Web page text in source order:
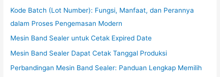
Kode Batch (Lot Number): Fungsi, Manfaat, dan Perannya
dalam Proses Pengemasan Modern
Mesin Band Sealer untuk Cetak Expired Date
Mesin Band Sealer Dapat Cetak Tanggal Produksi
Perbandingan Mesin Band Sealer: Panduan Lengkap Memilih